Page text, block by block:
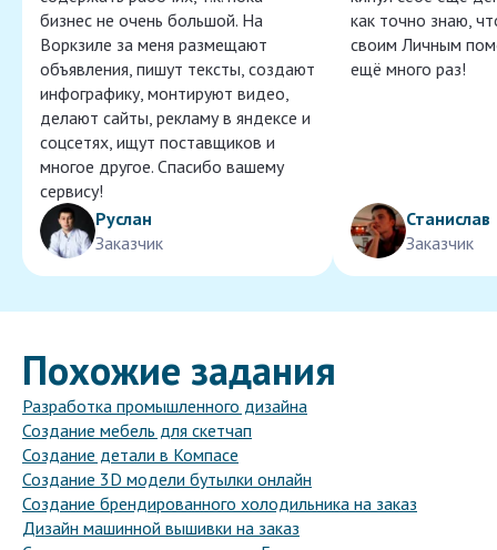
бизнес не очень большой. На
Воркзиле за меня размещают
объявления, пишут тексты, создают
инфографику, монтируют видео,
делают сайты, рекламу в яндексе и
соцсетях, ищут поставщиков и
многое другое. Спасибо вашему
сервису!
Руслан
Заказчик
как точно знаю,
своим Личным
ещё много раз!
Станислав
Заказчик
Похожие задания
Разработка промышленного дизайна
Создание мебель для скетчап
Создание детали в Компасе
Создание 3D модели бутылки онлайн
Создание брендированного холодильника на заказ
Дизайн машинной вышивки на заказ